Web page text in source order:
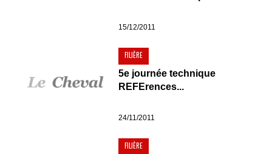
15/12/2011
FILIÈRE
5e journée technique
REFErences...
24/11/2011
FILIÈRE